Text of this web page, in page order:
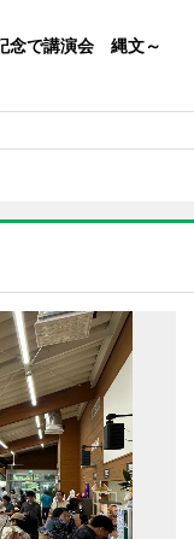
念で講演会 縄文～